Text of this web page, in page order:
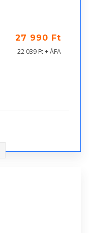
27 990 Ft
22 039 Ft + ÁFA